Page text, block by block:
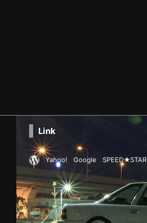
Link
Yahoo! Google SPEED★STAR